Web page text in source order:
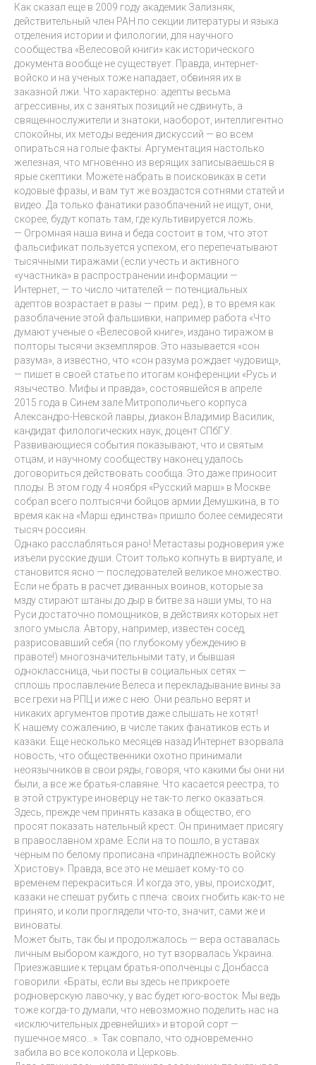
Как сказал еще в 2009 году академик Зализняк,
действительный член РАН по секции литературы и языка
отделения истории и филологии, для научного
сообщества «Велесовой книги» как исторического
документа вообще не существует. Правда, интернет-
войско и на ученых тоже нападает, обвиняя их в
заказной лжи. Что характерно: адепты весьма
агрессивны, их с занятых позиций не сдвинуть, а
священнослужители и знатоки, наоборот, интеллигентно
спокойны, их методы ведения дискуссий — во всем
опираться на голые факты. Аргументация настолько
железная, что мгновенно из верящих записываешься в
ярые скептики. Можете набрать в поисковиках в сети
кодовые фразы, и вам тут же воздастся сотнями статей и
видео. Да только фанатики разоблачений не ищут, они,
скорее, будут копать там, где культивируется ложь.
— Огромная наша вина и беда состоит в том, что этот
фальсификат пользуется успехом, его перепечатывают
тысячными тиражами (если учесть и активного
«участника» в распространении информации —
Интернет, — то число читателей — потенциальных
адептов возрастает в разы — прим. ред.), в то время как
разоблачение этой фальшивки, например работа «Что
думают ученые о «Велесовой книге», издано тиражом в
полторы тысячи экземпляров. Это называется «сон
разума», а известно, что «сон разума рождает чудовищ»,
— пишет в своей статье по итогам конференции «Русь и
язычество. Мифы и правда», состоявшейся в апреле
2015 года в Синем зале Митрополичьего корпуса
Александро-Невской лавры, диакон Владимир Василик,
кандидат филологических наук, доцент СПбГУ.
Развивающиеся события показывают, что и святым
отцам, и научному сообществу наконец удалось
договориться действовать сообща. Это даже приносит
плоды. В этом году 4 ноября «Русский марш» в Москве
собрал всего полтысячи бойцов армии Демушкина, в то
время как на «Марш единства» пришло более семидесяти
тысяч россиян.
Однако расслабляться рано! Метастазы родноверия уже
изъели русские души. Стоит только копнуть в виртуале, и
становится ясно — последователей великое множество.
Если не брать в расчет диванных воинов, которые за
мзду стирают штаны до дыр в битве за наши умы, то на
Руси достаточно помощников, в действиях которых нет
злого умысла. Автору, например, известен сосед,
разрисовавший себя (по глубокому убеждению в
правоте!) многозначительными тату, и бывшая
одноклассница, чьи посты в социальных сетях —
сплошь прославление Велеса и перекладывание вины за
все грехи на РПЦ и иже с нею. Они реально верят и
никаких аргументов против даже слышать не хотят!
К нашему сожалению, в числе таких фанатиков есть и
казаки. Еще несколько месяцев назад Интернет взорвала
новость, что общественники охотно принимали
неоязычников в свои ряды, говоря, что какими бы они ни
были, а все же братья-славяне. Что касается реестра, то
в этой структуре иноверцу не так-то легко оказаться.
Здесь, прежде чем принять казака в общество, его
просят показать нательный крест. Он принимает присягу
в православном храме. Если на то пошло, в уставах
черным по белому прописана «принадлежность войску
Христову». Правда, все это не мешает кому-то со
временем перекраситься. И когда это, увы, происходит,
казаки не спешат рубить с плеча: своих гнобить как-то не
принято, и коли проглядели что-то, значит, сами же и
виноваты.
Может быть, так бы и продолжалось — вера оставалась
личным выбором каждого, но тут взорвалась Украина.
Приезжавшие к терцам братья-ополченцы с Донбасса
говорили: «Браты, если вы здесь не прикроете
родноверскую лавочку, у вас будет юго-восток. Мы ведь
тоже когда-то думали, что невозможно поделить нас на
«исключительных древнейших» и второй сорт —
пушечное мясо…». Так совпало, что одновременно
забила во все колокола и Церковь.